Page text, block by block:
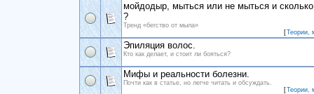
мойдодыр, мыться или не мыться и
?
Тренд «бегство от мыла»
[Теории,
Эпиляция волос.
Кто как делает, и стоит ли бояться?
Мифы и реальности болезни.
Почти как в статье, но легче читать и обсуждать.
[Теории,